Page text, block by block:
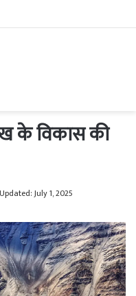
के विकास की
July 1, 2025